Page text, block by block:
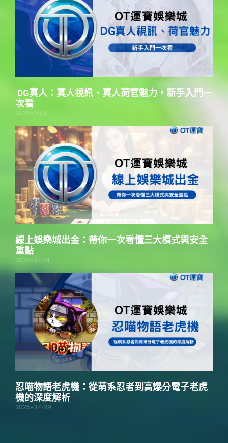
DG真人：真人視訊、真人荷官魅力，新手入門一
次看
2026-08-01
線上娛樂城出金：帶你一次看懂三大模式與安全
重點
2026-07-31
忍喵物語老虎機：從萌系忍者到高爆分電子老虎
機的深度解析
2026-07-29